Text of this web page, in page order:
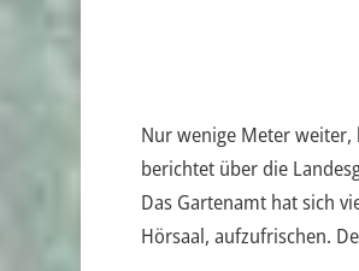
Nur wenige Meter weiter,
berichtet über die
Das Gartenamt hat sich
Hörsaal, aufzufrischen.